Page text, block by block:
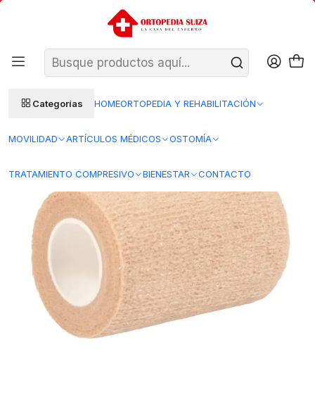
Categorías HOMEORTOPEDIA Y REHABILITACIÓN
MOVILIDAD ARTÍCULOS MÉDICOS OSTOMÍA
TRATAMIENTO COMPRESIVO BIENESTAR CONTACTO
SANTIAGO: ENTREGA AL DÍA HÁBIL SIGUIENTE (L–V)
REGIONES 48–72 HORAS HÁBILES
Ortopedia y Rehabilitacion Ortopedia
Venda Autoadhesiva 10 cm x 4.5 mt Beige - All